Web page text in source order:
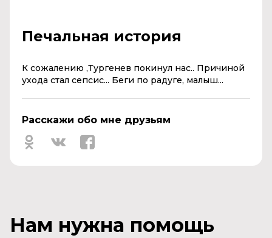
Печальная история
К сожалению ,Тургенев покинул нас.. Причиной
ухода стал сепсис... Беги по радуге, малыш...
Расскажи обо мне друзьям
Нам нужна помощь